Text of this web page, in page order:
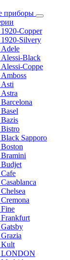
приборы
Copper
Silvery
Black
Coppe
Sapporo
Kult
LONDON